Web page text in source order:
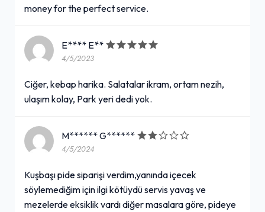
money for the perfect service.
E**** E**
4/5/2023
Ciğer, kebap harika. Salatalar ikram, ortam nezih,
ulaşım kolay, Park yeri dedi yok.
M****** G******
4/5/2024
Kuşbaşı pide siparişi verdim,yanında içecek
söylemediğim için ilgi kötüydü servis yavaş ve
mezelerde eksiklik vardı diğer masalara göre, pideye